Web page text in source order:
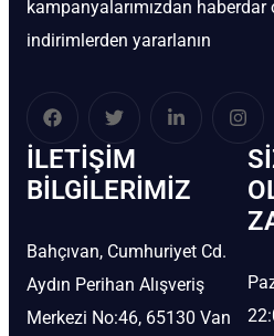
kampanyalarımızdan haberdar
indirimlerden yararlanın
İLETIŞIM
BİLGILERIMIZ
Bahçıvan, Cumhuriyet Cd.
Aydın Perihan Alışveriş
Merkezi No:46, 65130 Van